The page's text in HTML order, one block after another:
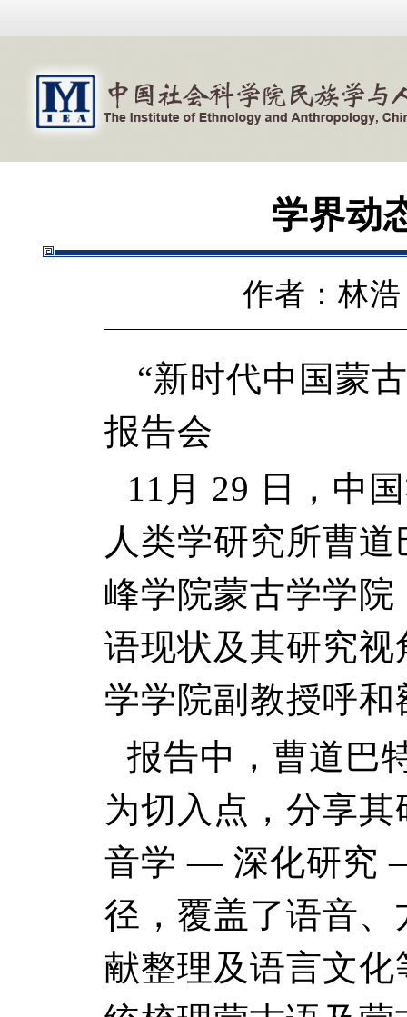
学界动
作者：林
“新时代中国蒙
报告会
11月 29 日，中
人类学研究所曹
峰学院蒙古学学
语现状及其研究
学学院副教授呼
报告中，曹道巴
为切入点，分享
音学 — 深化研究
径，覆盖了语音
献整理及语言文